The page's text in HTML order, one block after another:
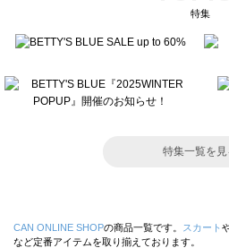
特集
特集一覧を見
CAN ONLINE SHOPの商品一覧です。 スカート
など定番アイテムを取り揃えております。